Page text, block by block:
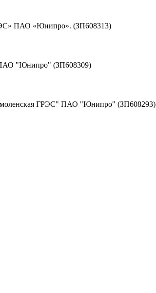
ПАО «Юнипро». (ЗП608313)
ПАО "Юнипро" (ЗП608309)
ГРЭС" ПАО "Юнипро" (ЗП608293)